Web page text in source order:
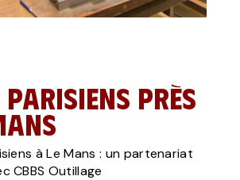
près
à Le Mans : un partenariat
CBBS Outillage